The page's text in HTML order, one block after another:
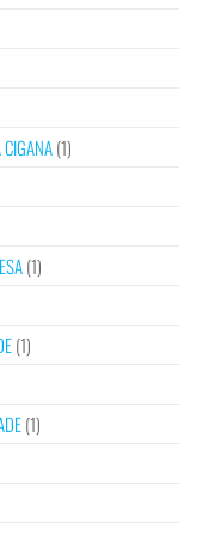
(1)
(1)
(1)
(1)